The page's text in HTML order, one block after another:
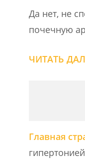
Да нет, не
почечную
ЧИТАТЬ
Главная
гипертонией